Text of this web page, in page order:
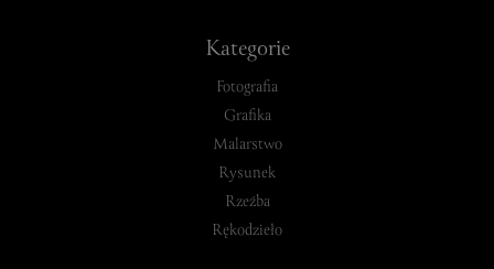
Kategorie
Fotografia
Grafika
Malarstwo
Rysunek
Rzeźba
Rękodzieło